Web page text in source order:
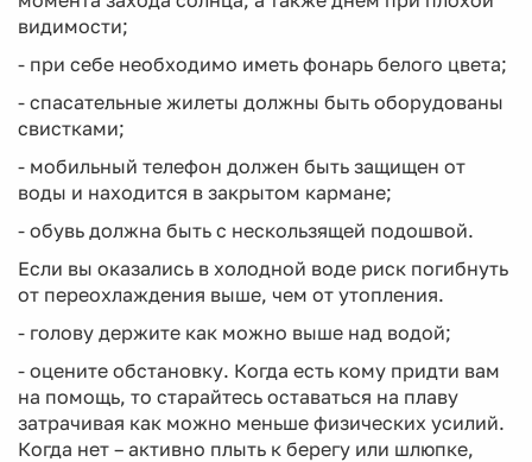
видимости;
- при себе необходимо иметь фонарь белого цвета;
- спасательные жилеты должны быть оборудованы
свистками;
- мобильный телефон должен быть защищен от
воды и находится в закрытом кармане;
- обувь должна быть с нескользящей подошвой.
Если вы оказались в холодной воде риск погибнуть
от переохлаждения выше, чем от утопления.
- голову держите как можно выше над водой;
- оцените обстановку. Когда есть кому придти вам
на помощь, то старайтесь оставаться на плаву
затрачивая как можно меньше физических усилий.
Когда нет – активно плыть к берегу или шлюпке,